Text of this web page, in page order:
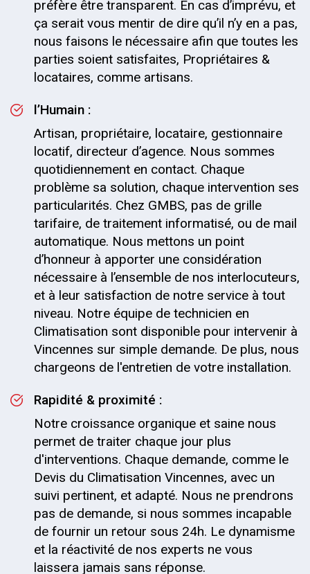
préfère être transparent. En cas d’imprévu, et
ça serait vous mentir de dire qu’il n’y en a pas,
nous faisons le nécessaire afin que toutes les
parties soient satisfaites, Propriétaires &
locataires, comme artisans.
l’Humain :
Artisan, propriétaire, locataire, gestionnaire
locatif, directeur d’agence. Nous sommes
quotidiennement en contact. Chaque
problème sa solution, chaque intervention ses
particularités. Chez GMBS, pas de grille
tarifaire, de traitement informatisé, ou de mail
automatique. Nous mettons un point
d’honneur à apporter une considération
nécessaire à l’ensemble de nos interlocuteurs,
et à leur satisfaction de notre service à tout
niveau. Notre équipe de technicien en
Climatisation sont disponible pour intervenir à
Vincennes sur simple demande. De plus, nous
chargeons de l'entretien de votre installation.
Rapidité & proximité :
Notre croissance organique et saine nous
permet de traiter chaque jour plus
d'interventions. Chaque demande, comme le
Devis du Climatisation Vincennes, avec un
suivi pertinent, et adapté. Nous ne prendrons
pas de demande, si nous sommes incapable
de fournir un retour sous 24h. Le dynamisme
et la réactivité de nos experts ne vous
laissera jamais sans réponse.